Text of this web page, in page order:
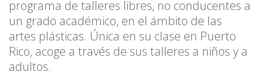
programa de talleres libres, no conducentes a
un grado académico, en el ámbito de las
artes plásticas. Única en su clase en Puerto
Rico, acoge a través de sus talleres a niños y a
adultos.